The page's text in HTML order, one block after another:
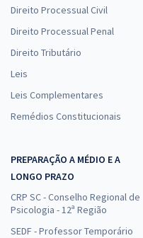
Direito Processual Civil
Direito Processual Penal
Direito Tributário
Leis
Leis Complementares
Remédios Constitucionais
PREPARAÇÃO A MÉDIO E A
LONGO PRAZO
CRP SC - Conselho Regional de
Psicologia - 12ª Região
SEDF - Professor Temporário